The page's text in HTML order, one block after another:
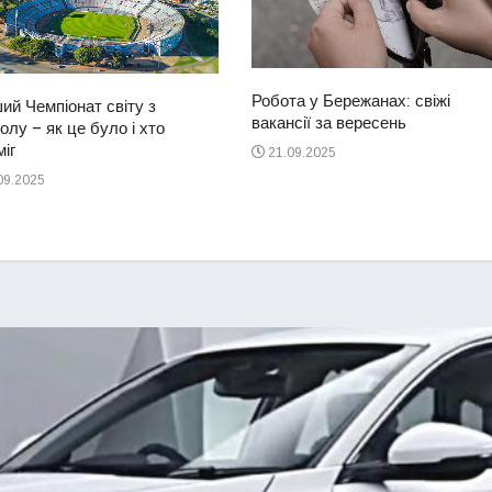
Чемпіонат світу з
– як це було і хто
Робота у Бережанах: свіжі
вакансії за вересень
21.09.2025